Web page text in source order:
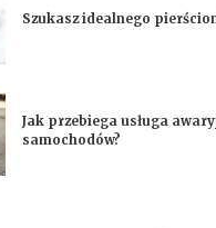
Szukasz idealnego
Jak przebiega usługa
samochodów?